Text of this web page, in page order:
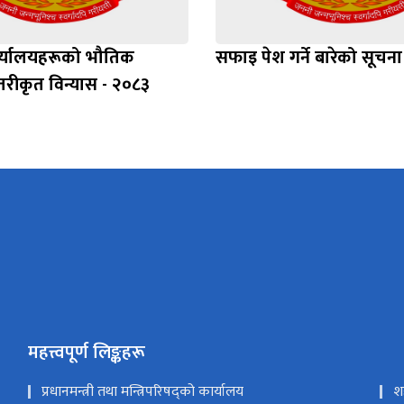
भौतिक
विन्यास - २०८३
सफाइ पेश गर्ने बारेको सूचना
महत्त्वपूर्ण लिङ्कहरू
प्रधानमन्त्री तथा मन्त्रिपरिषद्को कार्यालय